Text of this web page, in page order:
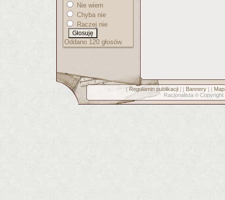
Nie wiem
Chyba nie
Raczej nie
Oddano 120 głosów.
[ Regulamin publikacji] [ Bannery] [
Racjonalista © Copyright